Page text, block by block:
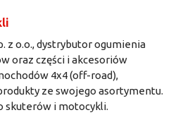
z o.o., dystrybutor ogumienia
oraz części i akcesoriów
4x4 (off-road),
ze swojego asortymentu.
skuterów i motocykli.